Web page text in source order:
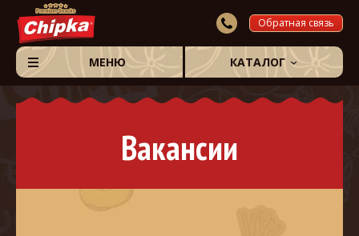
Обратная связь
МЕНЮ КАТАЛОГ
Вакансии